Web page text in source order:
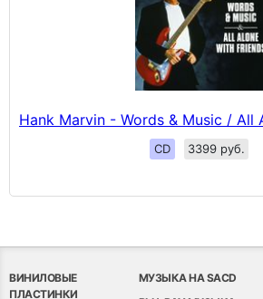
Hank Marvin - Words & Music / All
CD 3399 руб.
ВИНИЛОВЫЕ
ПЛАСТИНКИ
МУЗЫКА НА SACD